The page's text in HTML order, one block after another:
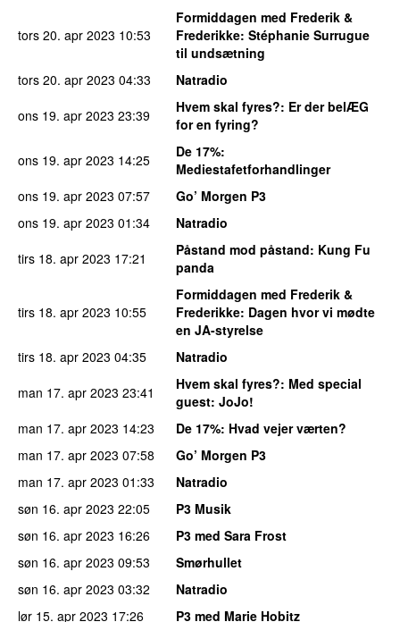
tors 20. apr 2023 10:53
Formiddagen med Frederik &
Frederikke: Stéphanie Surrugue
til undsætning
tors 20. apr 2023 04:33
Natradio
ons 19. apr 2023 23:39 Hvem skal fyres?: Er der belÆG
for en fyring?
ons 19. apr 2023 14:25 De 17%:
Mediestafetforhandlinger
ons 19. apr 2023 07:57
Go’ Morgen P3
ons 19. apr 2023 01:34
Natradio
tirs 18. apr 2023 17:21 Påstand mod påstand: Kung Fu
panda
tirs 18. apr 2023 10:55
Formiddagen med Frederik &
Frederikke: Dagen hvor vi mødte
en JA-styrelse
tirs 18. apr 2023 04:35
Natradio
man 17. apr 2023 23:41 Hvem skal fyres?: Med special
guest: JoJo!
man 17. apr 2023 14:23 De 17%: Hvad vejer værten?
man 17. apr 2023 07:58
Go’ Morgen P3
man 17. apr 2023 01:33
Natradio
søn 16. apr 2023 22:05
P3 Musik
søn 16. apr 2023 16:26
P3 med Sara Frost
søn 16. apr 2023 09:53
Smørhullet
søn 16. apr 2023 03:32
Natradio
lør 15. apr 2023 17:26 P3 med Marie Hobitz